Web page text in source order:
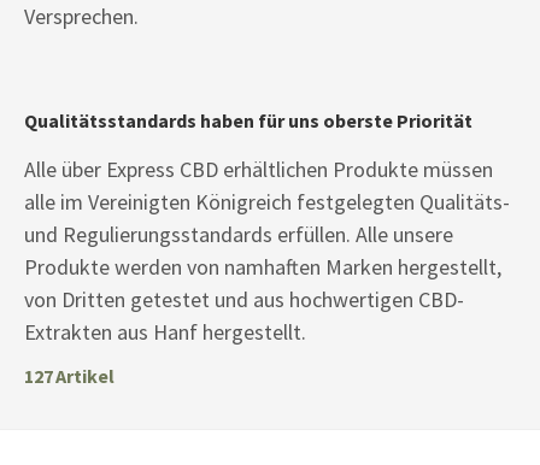
Versprechen.
Qualitätsstandards haben für uns oberste Priorität
Alle über Express CBD erhältlichen Produkte müssen
alle im Vereinigten Königreich festgelegten Qualitäts-
und Regulierungsstandards erfüllen. Alle unsere
Produkte werden von namhaften Marken hergestellt,
von Dritten getestet und aus hochwertigen CBD-
Extrakten aus Hanf hergestellt.
127Artikel